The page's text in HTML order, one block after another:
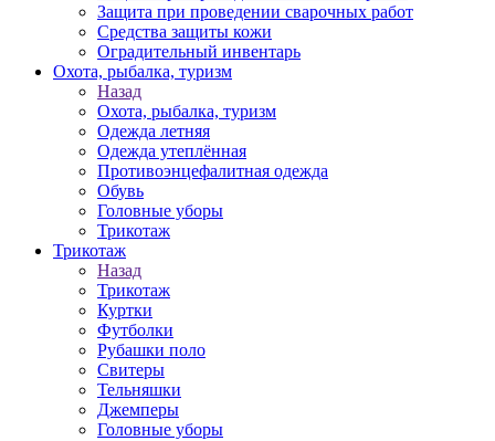
Защита при проведении сварочных работ
Средства защиты кожи
Оградительный инвентарь
Охота, рыбалка, туризм
Назад
Охота, рыбалка, туризм
Одежда летняя
Одежда утеплённая
Противоэнцефалитная одежда
Обувь
Головные уборы
Трикотаж
Трикотаж
Назад
Трикотаж
Куртки
Футболки
Рубашки поло
Свитеры
Тельняшки
Джемперы
Головные уборы